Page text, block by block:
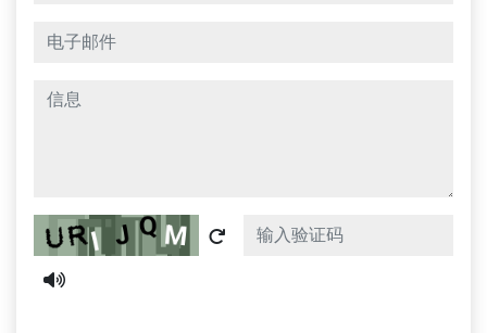
电子邮件
信息
Captcha